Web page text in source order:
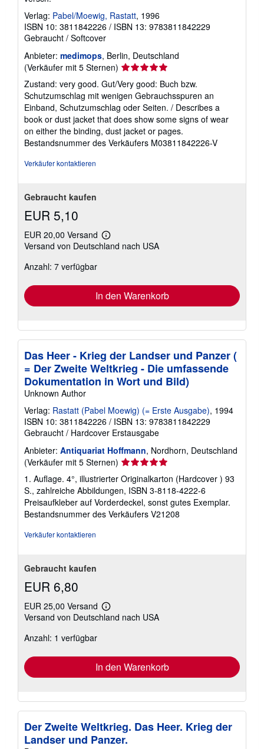
Verlag: Pabel/Moewig, Rastatt, 1996
ISBN 10: 3811842226 / ISBN 13: 9783811842229
Gebraucht / Softcover
Anbieter: medimops, Berlin, Deutschland
(Verkäufer mit 5 Sternen) Verkäuferbewertung
5
von
5
Sternen
Zustand: very good. Gut/Very good: Buch bzw.
Schutzumschlag mit wenigen Gebrauchsspuren an
Einband, Schutzumschlag oder Seiten. / Describes a
book or dust jacket that does show some signs of wear
on either the binding, dust jacket or pages.
Bestandsnummer des Verkäufers M03811842226-V
Verkäufer kontaktieren
Gebraucht kaufen
EUR 5,10
EUR 20,00 Versand
Weitere
Informationen
Versand von Deutschland nach USA
Anzahl: 7 verfügbar
In den Warenkorb
Das Heer - Krieg der Landser und Panzer (
= Der Zweite Weltkrieg - Die umfassende
Dokumentation in Wort und Bild)
Unknown Author
Verlag: Rastatt (Pabel Moewig) (= Erste Ausgabe), 1994
ISBN 10: 3811842226 / ISBN 13: 9783811842229
Gebraucht / Hardcover Erstausgabe
Anbieter: Antiquariat Hoffmann, Nordhorn, Deutschland
(Verkäufer mit 5 Sternen) Verkäuferbewertung
5
von
5
Sternen
1. Auflage. 4°, illustrierter Originalkarton (Hardcover ) 93
S., zahlreiche Abbildungen, ISBN 3-8118-4222-6
Preisaufkleber auf Vorderdeckel, sonst gutes Exemplar.
Bestandsnummer des Verkäufers V21208
Verkäufer kontaktieren
Gebraucht kaufen
EUR 6,80
EUR 25,00 Versand
Weitere
Informationen
Versand von Deutschland nach USA
Anzahl: 1 verfügbar
In den Warenkorb
Der Zweite Weltkrieg. Das Heer. Krieg der
Landser und Panzer.